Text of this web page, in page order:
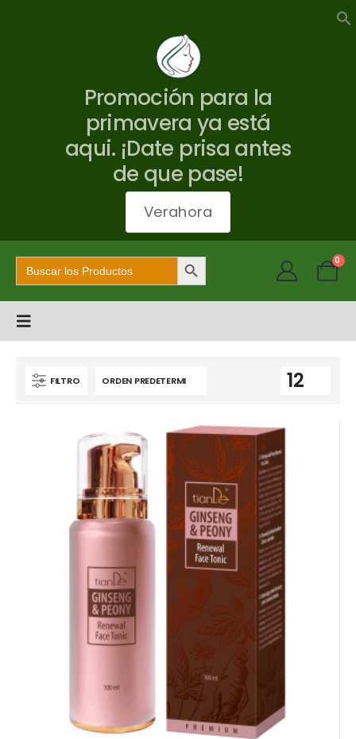
Promoción para la
primavera ya está
aqui. ¡Date prisa antes
de que pase!
Verahora
Buscar: Botón de búsqueda 0
FILTRO